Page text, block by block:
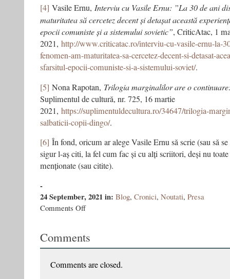
[4] Vasile Ernu, Interviu cu Vasile Ernu: ”La 30 de ani
maturitatea să cercetez decent și detașat această
epocii comuniste și a sistemului sovietic”, CriticAtac, 1
2021, http://www.criticatac.ro/interviu-cu-vasile-ernu-la-
fenomen-am-maturitatea-sa-cercetez-decent-si-detasat-
sfarsitul-epocii-comuniste-si-a-sistemului-soviet/.
[5] Nona Rapotan, Trilogia marginalilor are o
Suplimentul de cultură, nr. 725, 16 martie
2021, https://suplimentuldecultura.ro/34647/trilogia-
salbaticii-copii-dingo/.
[6] În fond, oricum ar alege Vasile Ernu să scrie (sau să
sigur l-aș citi, la fel cum fac și cu alți scriitori, deși nu
menționate (sau citite).
-
24 September, 2021in: Blog, Cronici, Noutati, Presa
Comments Offon
copii
Comments
Comments are closed.